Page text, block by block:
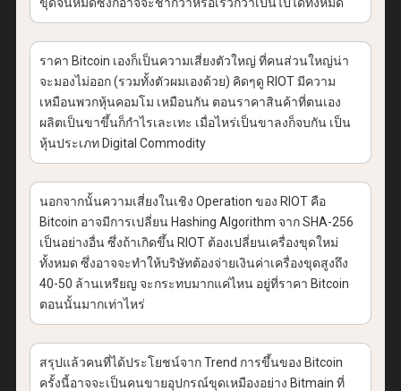
ราคา Bitcoin เองก็เป็นความเสี่ยงตัวใหญ่ ที่คนส่วนใหญ่น่า
จะมองไม่ออก (รวมทั้งตัวผมเองด้วย) คิดๆดู RIOT มีความ
เหมือนพวกหุ้นคอมโม เหมือนกัน ตอนราคาสินค้าที่ตนเอง
ผลิตเป็นขาขึ้นก็กำไรเละเทะ เมื่อไหร่เป็นขาลงก็จบกัน เป็น
หุ้นประเภท Digital Commodity
นอกจากนั้นความเสี่ยงในเชิง Operation ของ RIOT คือ
Bitcoin อาจมีการเปลี่ยน Hashing Algorithm จาก SHA-256
เป็นอย่างอื่น ซึ่งถ้าเกิดขึ้น RIOT ต้องเปลี่ยนเครื่องขุดใหม่
ทั้งหมด ซึ่งอาจจะทำให้บริษัทต้องจ่ายเงินค่าเครื่องขุดสูงถึง
40-50 ล้านเหรียญ จะกระทบมากแค่ไหน อยู่ที่ราคา Bitcoin
ตอนนั้นมากเท่าไหร่
สรุปแล้วคนที่ได้ประโยชน์จาก Trend การขึ้นของ Bitcoin
ครั้งนี้อาจจะเป็นคนขายอุปกรณ์ขุดเหมืองอย่าง Bitmain ที่